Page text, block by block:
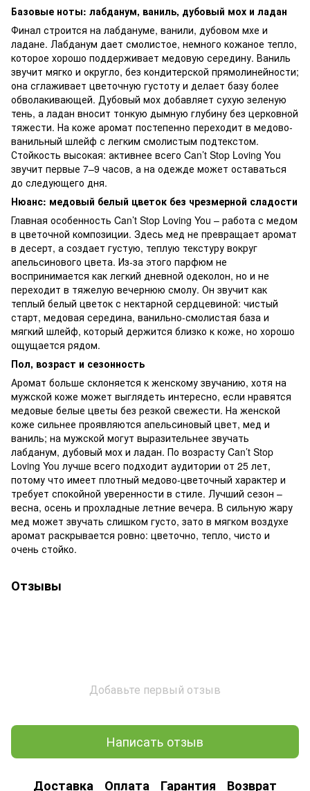
Базовые ноты: лабданум, ваниль, дубовый мох и ладан
Финал строится на лабдануме, ванили, дубовом мхе и
ладане. Лабданум дает смолистое, немного кожаное тепло,
которое хорошо поддерживает медовую середину. Ваниль
звучит мягко и округло, без кондитерской прямолинейности;
она сглаживает цветочную густоту и делает базу более
обволакивающей. Дубовый мох добавляет сухую зеленую
тень, а ладан вносит тонкую дымную глубину без церковной
тяжести. На коже аромат постепенно переходит в медово-
ванильный шлейф с легким смолистым подтекстом.
Стойкость высокая: активнее всего Can’t Stop Loving You
звучит первые 7–9 часов, а на одежде может оставаться
до следующего дня.
Нюанс: медовый белый цветок без чрезмерной сладости
Главная особенность Can’t Stop Loving You – работа с медом
в цветочной композиции. Здесь мед не превращает аромат
в десерт, а создает густую, теплую текстуру вокруг
апельсинового цвета. Из-за этого парфюм не
воспринимается как легкий дневной одеколон, но и не
переходит в тяжелую вечернюю смолу. Он звучит как
теплый белый цветок с нектарной сердцевиной: чистый
старт, медовая середина, ванильно-смолистая база и
мягкий шлейф, который держится близко к коже, но хорошо
ощущается рядом.
Пол, возраст и сезонность
Аромат больше склоняется к женскому звучанию, хотя на
мужской коже может выглядеть интересно, если нравятся
медовые белые цветы без резкой свежести. На женской
коже сильнее проявляются апельсиновый цвет, мед и
ваниль; на мужской могут выразительнее звучать
лабданум, дубовый мох и ладан. По возрасту Can’t Stop
Loving You лучше всего подходит аудитории от 25 лет,
потому что имеет плотный медово-цветочный характер и
требует спокойной уверенности в стиле. Лучший сезон –
весна, осень и прохладные летние вечера. В сильную жару
мед может звучать слишком густо, зато в мягком воздухе
аромат раскрывается ровно: цветочно, тепло, чисто и
очень стойко.
Отзывы
Добавьте первый отзыв
Написать отзыв
Доставка Оплата Гарантия Возврат